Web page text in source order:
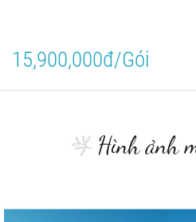
15,900,000đ/Gói
Hình ảnh